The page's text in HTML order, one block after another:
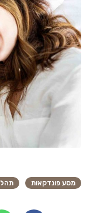
מסע פונדקאות